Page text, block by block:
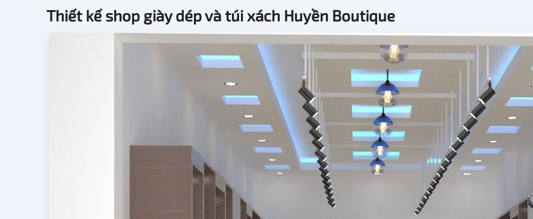
Thiết kế shop giày dép và túi xách Huyền Boutique